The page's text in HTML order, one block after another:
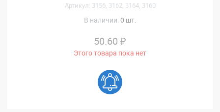
Артикул: 3156, 3162, 3164, 3160
В наличии: 0 шт.
50.60 ₽
Этого товара пока нет